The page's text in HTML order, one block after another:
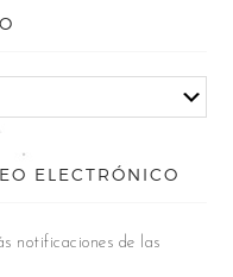
ELECTRÓNICO
notificaciones de las